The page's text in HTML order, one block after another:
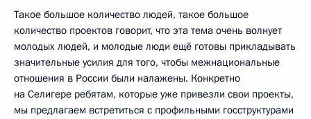
Такое большое количество людей, такое большое
количество проектов говорит, что эта тема очень волнует
молодых людей, и молодые люди ещё готовы прикладывать
значительные усилия для того, чтобы межнациональные
отношения в России были налажены. Конкретно
на Селигере ребятам, которые уже привезли свои проекты,
мы предлагаем встретиться с профильными госструктурами